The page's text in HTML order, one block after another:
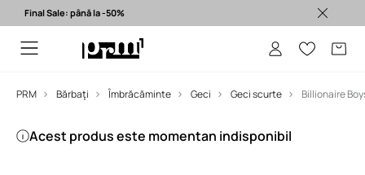
Final Sale: până la -50%
PRM Bărbaţi Îmbrăcăminte Geci Geci scurte Billionaire
Acest produs este momentan indisponibil